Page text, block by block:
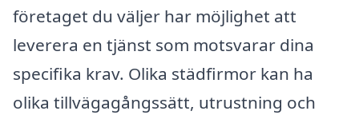
företaget du väljer har möjlighet att
leverera en tjänst som motsvarar dina
specifika krav. Olika städfirmor kan ha
olika tillvägagångssätt, utrustning och